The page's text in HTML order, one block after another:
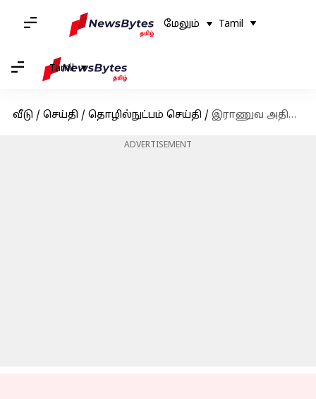
மேலும் Tamil
Tamil
வீடு / செய்தி / தொழில்நுட்பம் செய்தி / இராணுவ அதிகாரிகள் இந்தியாவில் உட்பட 16.80 கோடி பேரின் தகவல்கள் திருட்டு!
ADVERTISEMENT